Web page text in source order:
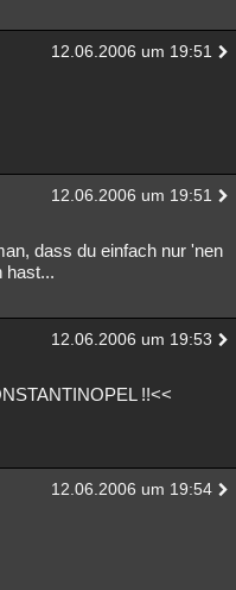
12.06.2006 um 19:51
12.06.2006 um 19:51
dass du einfach nur 'nen
hast...
12.06.2006 um 19:53
!!<<
12.06.2006 um 19:54